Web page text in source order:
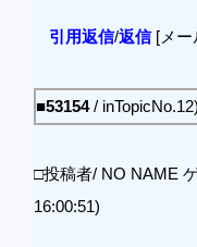
引用返信/返信[メー
■53154/ inTopicNo.12)
□投稿者/ NO NAME
16:00:51)